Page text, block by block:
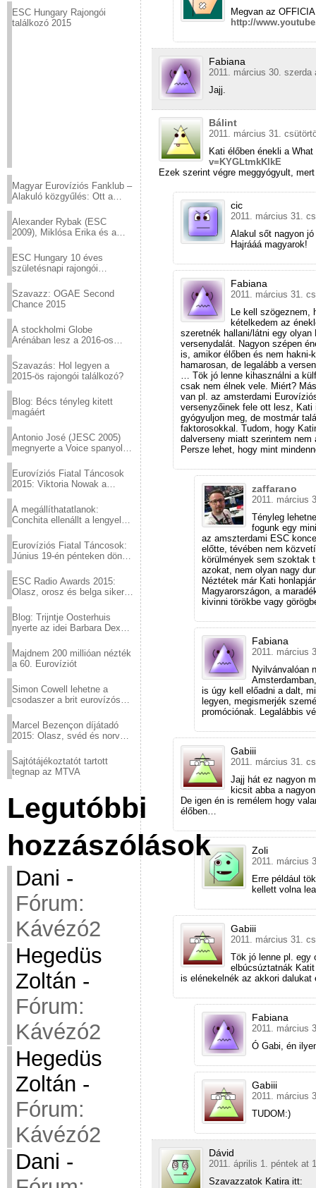
ESC Hungary Rajongói
találkozó 2015
Magyar Eurovíziós Fanklub –
Alakuló közgyűlés: Ott a
Alexander Rybak (ESC
2009), Miklósa Erika és a
sztárjai a Margitszigeten
ESC Hungary 10 éves
születésnapi rajongói
Szavazz: OGAE Second
Chance 2015
A stockholmi Globe
Arénában lesz a 2016-os
Szavazás: Hol legyen a
2015-ös rajongói találkozó?
Blog: Bécs tényleg kitett
magáért
Antonio José (JESC 2005)
megnyerte a Voice spanyol
Eurovíziós Fiatal Táncosok
2015: Viktoria Nowak a
A megállíthatatlanok:
Conchita ellenállt a lengyel
Eurovíziós Fiatal Táncosok:
Június 19-én pénteken döntő
ESC Radio Awards 2015:
Olasz, orosz és belga siker,
Blog: Trijntje Oosterhuis
nyerte az idei Barbara Dex
Majdnem 200 millióan nézték
a 60. Eurovíziót
Simon Cowell lehetne a
csodaszer a brit eurovízós
Marcel Bezençon díjátadó
2015: Olasz, svéd és norvég
Sajtótájékoztatót tartott
tegnap az MTVA
Legutóbbi
hozzászólások
Dani -
Fórum:
Kávézó2
Hegedüs
Zoltán -
Fórum:
Kávézó2
Hegedüs
Zoltán -
Fórum:
Kávézó2
Dani -
Megvan az
http://
Fabiana
2011. március 30. szerda
Jajj.
Bálint
2011. március 31.
Kati élőben énekli a
v=KYGLtmkKlkE
Ezek szerint végre meggyógyult,
cic
2011. március 31.
Alakul sőt nagyon
Hajrááá magyarok!
Fabiana
2011. március 31.
Le kell szögeznem,
kételkedem az
szeretnék hallani/látni egy
versenydalát. Nagyon szépen
is, amikor élőben és nem hakni-
hamarosan, de legalább a
… Tök jó lenne kihasználni a
csak nem élnek vele. Miért?
van pl. az amsterdami
versenyzőinek fele ott lesz,
gyógyuljon meg, de mostmár
faktorosokkal. Tudom, hogy
dalverseny miatt szerintem nem
Persze lehet, hogy mint
zaffarano
2011. március
Tényleg
fogunk egy
az amszterdami ESC
előtte, tévében nem
körülmények sem szoktak
azokat, nem olyan nagy
Néztétek már Kati
Magyarországon, a
kivinni törökbe vagy
Fabiana
2011. március
Nyilvánvalóan
is úgy kell előadni a dalt,
legyen, megismerjék
promóciónak. Legalábbis
Gabiii
2011. március 31.
Jajj hát ez nagyon
kicsit abba a
De igen én is remélem hogy
élőben…
Zoli
2011. március
Erre például
kellett volna
Gabiii
2011. március 31.
Tök jó lenne pl. egy
elbúcsúztatnák
is elénekelnék az akkori dalukat
Fabiana
2011. március
Ó Gabi, én
Gabiii
2011. március
TUDOM:)
Dávid
2011. április 1. péntek at
Szavazzatok Katira itt: